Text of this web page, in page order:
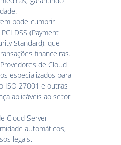
pode cumprir
DSS (Payment
Standard), que
financeiras.
Provedores de Cloud
especializados para
ISO 27001 e outras
aplicáveis ao setor
Cloud Server
automáticos,
legais.